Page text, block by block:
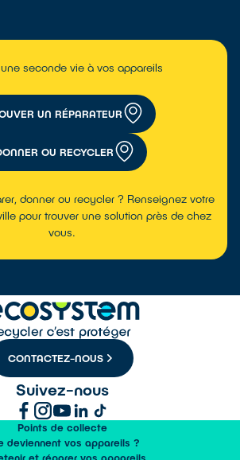
seconde vie à vos appareils
UN RÉPARATEUR
OU RECYCLER
donner ou recycler ? Renseignez votre
pour trouver une solution près de chez
vous.
CONTACTEZ-NOUS
Suivez-nous
Points de collecte
deviennent vos appareils ?